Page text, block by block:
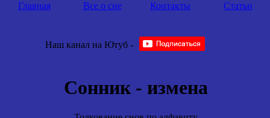
Главная Все о сне Контакты Статьи
Наш канал на Ютуб -
Сонник - измена